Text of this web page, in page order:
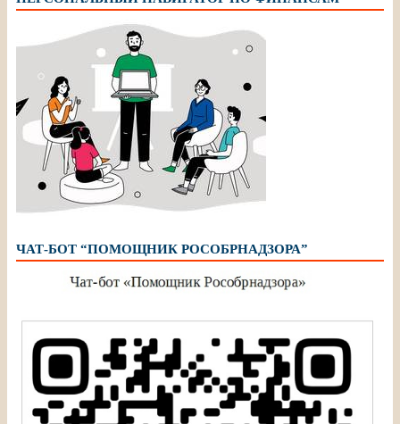
ЧАТ-БОТ “ПОМОЩНИК РОСОБРНАДЗОРА”